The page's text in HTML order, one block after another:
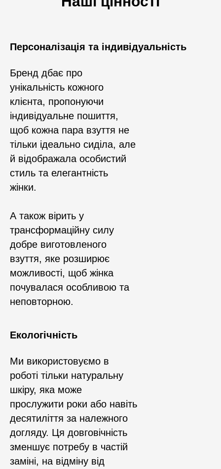
Персоналізація та індивідуальність
Бренд дбає про
унікальність кожного
клієнта, пропонуючи
індивідуальне пошиття,
щоб кожна пара взуття не
тільки ідеально сиділа, але
й відображала особистий
стиль та елегантність
жінки.
А також вірить у
трансформаційну силу
добре виготовленого
взуття, яке розширює
можливості, щоб жінка
почувалася особливою та
неповторною.
Екологічність
Ми використовуємо в
роботі тільки натуральну
шкіру, яка може
прослужити роки або навіть
десятиліття за належного
догляду. Ця довговічність
зменшує потребу в частій
заміні, на відміну від